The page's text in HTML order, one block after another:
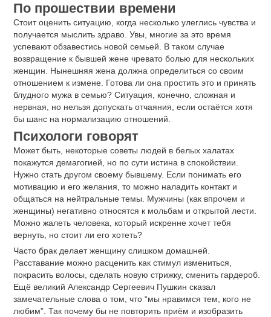
По прошествии времени
Стоит оценить ситуацию, когда несколько улеглись чувства и
получается мыслить здраво. Увы, многие за это время
успевают обзавестись новой семьей. В таком случае
возвращение к бывшей жене чревато болью для нескольких
женщин. Нынешняя жена должна определиться со своим
отношением к измене. Готова ли она простить это и принять
блудного мужа в семью? Ситуация, конечно, сложная и
нервная, но нельзя допускать отчаяния, если остаётся хотя
бы шанс на нормализацию отношений.
Психологи говорят
Может быть, некоторые советы людей в белых халатах
покажутся демагогией, но по сути истина в спокойствии.
Нужно стать другом своему бывшему. Если понимать его
мотивацию и его желания, то можно наладить контакт и
общаться на нейтральные темы. Мужчины (как впрочем и
женщины) негативно относятся к мольбам и открытой лести.
Можно жалеть человека, который искренне хочет тебя
вернуть, но стоит ли его хотеть?
Часто брак делает женщину слишком домашней.
Расставание можно расценить как стимул измениться,
покрасить волосы, сделать новую стрижку, сменить гардероб.
Ещё великий Александр Сергеевич Пушкин сказал
замечательные слова о том, что “мы нравимся тем, кого не
любим”. Так почему бы не повторить приём и изобразить